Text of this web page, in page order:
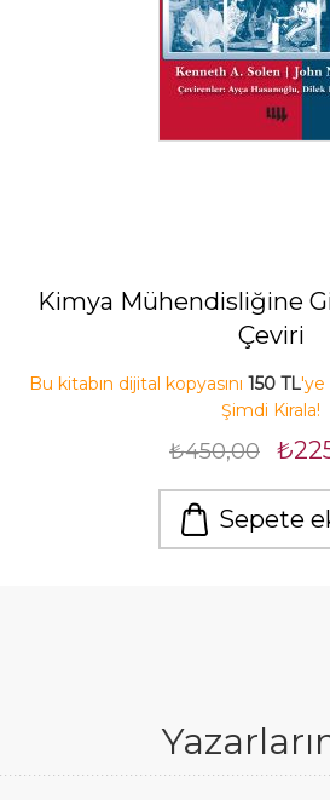
Kimya Mühendisliğine
Çeviri
Bu kitabın dijital kopyasını 150 TL'ye
Şimdi Kirala!
₺450,00
Sepete